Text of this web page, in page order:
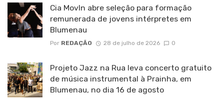
Cia MovIn abre seleção para formação
remunerada de jovens intérpretes em
Blumenau
Por REDAÇÃO 28 de julho de 2026 0
Projeto Jazz na Rua leva concerto gratuito
de música instrumental à Prainha, em
Blumenau, no dia 16 de agosto